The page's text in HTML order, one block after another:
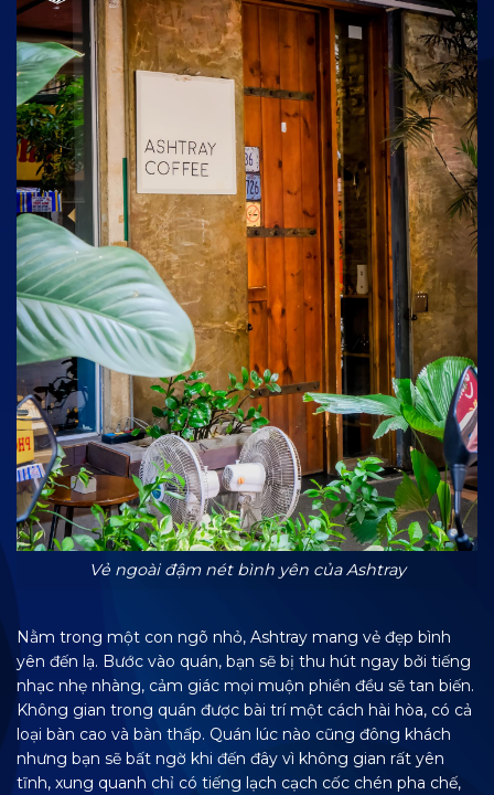
Vẻ ngoài đậm nét bình yên của Ashtray
Nằm trong một con ngõ nhỏ, Ashtray mang vẻ đẹp bình
yên đến lạ. Bước vào quán, bạn sẽ bị thu hút ngay bởi tiếng
nhạc nhẹ nhàng, cảm giác mọi muộn phiền đều sẽ tan biến.
Không gian trong quán được bài trí một cách hài hòa, có cả
loại bàn cao và bàn thấp. Quán lúc nào cũng đông khách
nhưng bạn sẽ bất ngờ khi đến đây vì không gian rất yên
tĩnh, xung quanh chỉ có tiếng lạch cạch cốc chén pha chế,